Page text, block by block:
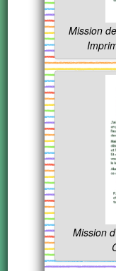
Mission
Mission